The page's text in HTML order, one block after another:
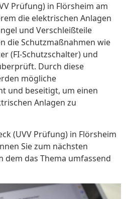
Prüfung) in Flörsheim am
die elektrischen Anlagen
und Verschleißteile
die Schutzmaßnahmen wie
(FI-Schutzschalter) und
Durch diese
mögliche
und beseitigt, um einen
Anlagen zu
(UVV Prüfung) in Flörsheim
Sie zum nächsten
dem das Thema umfassend